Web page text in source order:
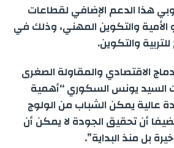
هذا الدعم الإضافي لقطاعات
الأمية والتكوين المهني، وذلك في
والتكوين.
الاقتصادي والمقاولة الصغرى
السيد يونس السکوري “أهمية
عالية يمكن الشباب من الولوج
أن تحقيق الجودة لا يمكن أن
بل منذ البداية”.